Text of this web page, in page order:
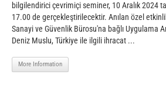
bilgilendirici çevrimiçi seminer, 10 Aralık 2024
17.00 de gerçekleştirilecektir. Anılan özel
Sanayi ve Güvenlik Bürosu'na bağlı Uygulama
Deniz Muslu, Türkiye ile ilgili ihracat ...
More Information